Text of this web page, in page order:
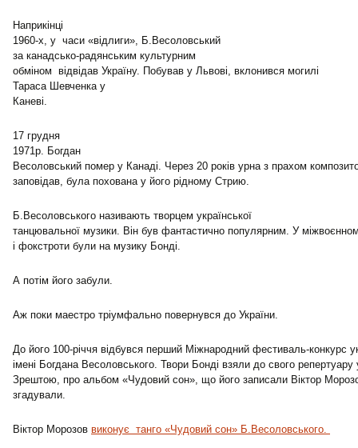
Наприкінці
1960-х, у часи «відлиги», Б.Весоловський
за канадсько-радянським культурним
обміном відвідав Україну. Побував у Львові, вклонився могилі
Тараса Шевченка у
Каневі.
17 грудня
1971р. Богдан
Весоловський помер у Канаді. Через 20 років урна з прахом
заповідав, була похована у його рідному Стрию.
Б.Весоловського називають творцем української
танцювальної музики. Він був фантастично популярним. У
і фокстроти були на музику Бонді.
А потім його забули.
Аж поки маестро тріумфально повернувся до України.
До його 100-річчя відбувся перший Міжнародний фестиваль-конкурс
імені Богдана Весоловського. Твори Бонді взяли до свого репертуару
Зрештою, про альбом «Чудовий сон», що його записали Віктор
згадували.
Віктор Морозов виконує танго «Чудовий сон» Б.Весоловського.